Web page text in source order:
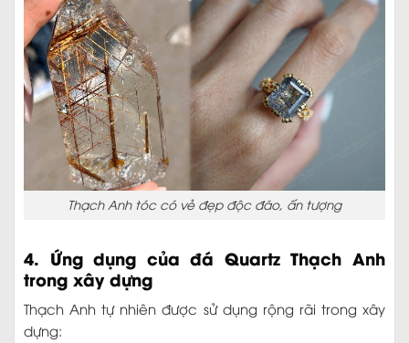
Thạch Anh tóc có vẻ đẹp độc đáo, ấn tượng
4. Ứng dụng của đá Quartz Thạch Anh
trong xây dựng
Thạch Anh tự nhiên được sử dụng rộng rãi trong xây
dựng: